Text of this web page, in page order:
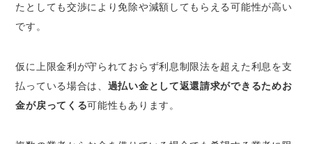
たとしても交渉により免除や減額してもらえる可能性が高い
です。
仮に上限金利が守られておらず利息制限法を超えた利息を支
払っている場合は、 過払い金として返還請求ができるためお
金が戻ってくる可能性もあります。